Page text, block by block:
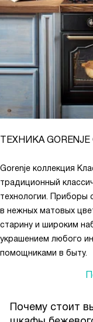
ТЕХНИКА
Gorenje коллекция
традиционный
технологии.
в нежных матовых
старину и широким
украшением любого
помощниками в быту.
Почему стоит